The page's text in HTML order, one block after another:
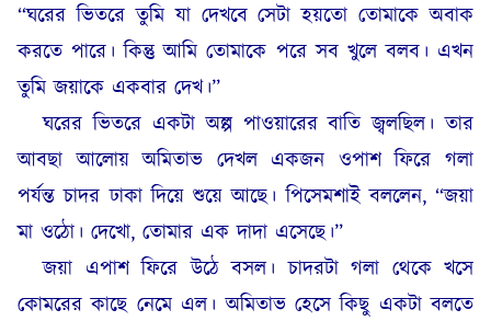
“ঘরের ভিতরে তুমি যা দেখবে সেটা হয়তো তোমাকে অবাক
করতে পারে। কিন্তু আমি তোমাকে পরে সব খুলে বলব। এখন
তুমি জয়াকে একবার দেখ।”
ঘরের ভিতরে একটা অল্প পাওয়ারের বাতি জ্বলছিল। তার
আবছা আলোয় অমিতাভ দেখল একজন ওপাশ ফিরে গলা
পর্যন্ত চাদর ঢাকা দিয়ে শুয়ে আছে। পিসেমশাই বললেন, “জয়া
মা ওঠো। দেখো, তোমার এক দাদা এসেছে।”
জয়া এপাশ ফিরে উঠে বসল। চাদরটা গলা থেকে খসে
কোমরের কাছে নেমে এল। অমিতাভ হেসে কিছু একটা বলতে